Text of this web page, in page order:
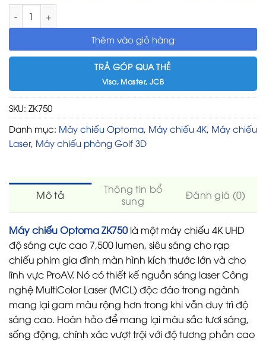
Máy chiếu 4K Optoma ZK750 số lượng
Thêm vào giỏ hàng
TRẢ GÓP QUA THẺ
Visa, Master, JCB
SKU: ZK750
Danh mục: Máy chiếu Optoma Máy chiếu 4K Máy chiếu
Laser, Máy chiếu phòng Golf 3D
Mô tả
Thông tin bổ
sung
Đánh giá (0)
Máy chiếu Optoma ZK750 là một máy chiếu 4K UHD
độ sáng cực cao 7,500 lumen, siêu sáng cho rạp
chiếu phim gia đình màn hình kích thước lớn và cho
lĩnh vực ProAV. Nó có thiết kế nguồn sáng laser Công
nghệ MultiColor Laser (MCL) độc đáo trong ngành
mang lại gam màu rộng hơn trong khi vẫn duy trì độ
sáng cao. Hoàn hảo để mang lại màu sắc tươi sáng,
sống động, chính xác vượt trội với độ tương phản cao